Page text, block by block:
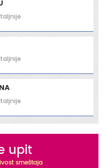
upit
smeštaja